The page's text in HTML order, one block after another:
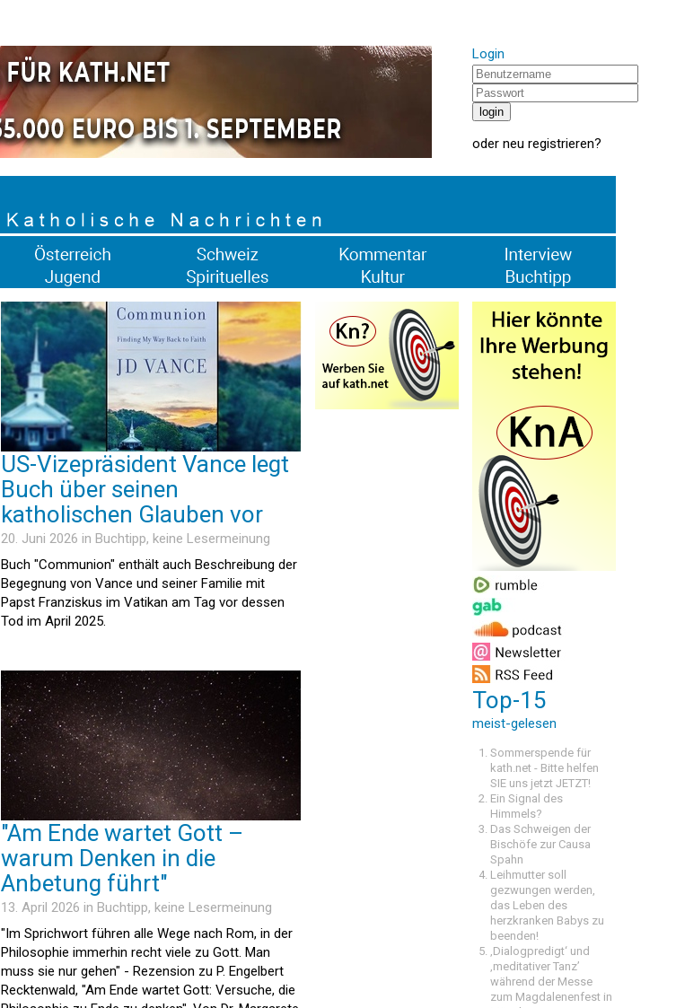
Login
oder neu registrieren?
US-Vizepräsident Vance legt
Buch über seinen
katholischen Glauben vor
20. Juni 2026 in Buchtipp, keine Lesermeinung
Buch "Communion" enthält auch Beschreibung der
Begegnung von Vance und seiner Familie mit
Papst Franziskus im Vatikan am Tag vor dessen
Tod im April 2025.
Top-15
meist-gelesen
Sommerspende für
kath.net - Bitte helfen
SIE uns jetzt JETZT!
Ein Signal des
Himmels?
Das Schweigen der
Bischöfe zur Causa
Spahn
Leihmutter soll
gezwungen werden,
das Leben des
herzkranken Babys zu
beenden!
‚Dialogpredigt‘ und
‚meditativer Tanz’
während der Messe
zum Magdalenenfest in
"Am Ende wartet Gott –
warum Denken in die
Anbetung führt"
13. April 2026 in Buchtipp, keine Lesermeinung
"Im Sprichwort führen alle Wege nach Rom, in der
Philosophie immerhin recht viele zu Gott. Man
muss sie nur gehen" - Rezension zu P. Engelbert
Recktenwald, "Am Ende wartet Gott: Versuche, die